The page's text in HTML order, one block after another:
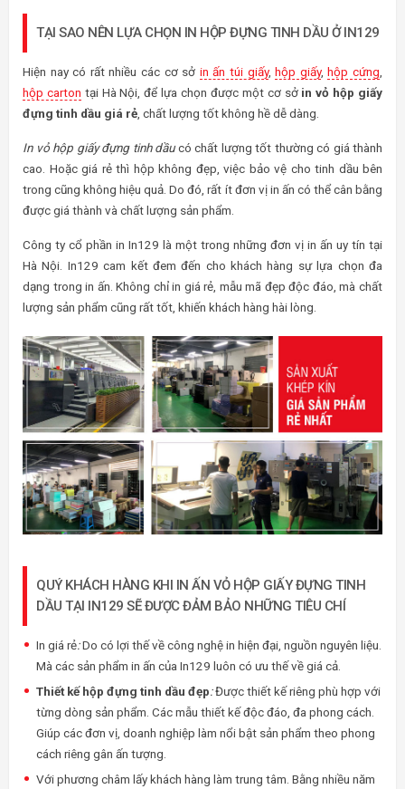
TẠI SAO NÊN LỰA CHỌN IN HỘP ĐỰNG TINH DẦU Ở IN129
Hiện nay có rất nhiều các cơ sở in ấn túi giấy,hộp giấy,hộp cứng
hộp carton tại Hà Nội, để lựa chọn được một cơ sở in vỏ hộp giấy
đựng tinh dầu giá rẻ , chất lượng tốt không hề dễ dàng.
In vỏ hộp giấy đựng tinh dầucó chất lượng tốt thường có giá thành
cao. Hoặc giá rẻ thì hộp không đẹp, việc bảo vệ cho tinh dầu bên
trong cũng không hiệu quả. Do đó, rất ít đơn vị in ấn có thể cân bằng
được giá thành và chất lượng sản phẩm.
Công ty cổ phần in In129 là một trong những đơn vị in ấn uy tín tại
Hà Nội. In129 cam kết đem đến cho khách hàng sự lựa chọn đa
dạng trong in ấn. Không chỉ in giá rẻ, mẫu mã đẹp độc đáo, mà chất
lượng sản phẩm cũng rất tốt, khiến khách hàng hài lòng.
QUÝ KHÁCH HÀNG KHI IN ẤN VỎ HỘP GIẤY ĐỰNG TINH
DẦU TẠI IN129 SẼ ĐƯỢC ĐẢM BẢO NHỮNG TIÊU CHÍ
In giá rẻ:Do có lợi thế về công nghệ in hiện đại, nguồn nguyên liệu.
Mà các sản phẩm in ấn của In129 luôn có ưu thế về giá cả.
Thiết kế hộp đựng tinh dầu đẹp:Được thiết kế riêng phù hợp với
từng dòng sản phẩm. Các mẫu thiết kế độc đáo, đa phong cách.
Giúp các đơn vị, doanh nghiệp làm nổi bật sản phẩm theo phong
cách riêng gân ấn tượng.
Với phương châm lấy khách hàng làm trung tâm. Bằng nhiều năm